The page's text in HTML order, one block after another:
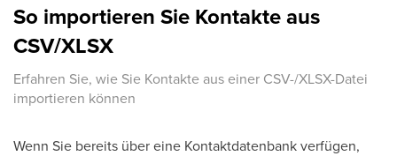
So importieren Sie Kontakte aus
CSV/XLSX
Erfahren Sie, wie Sie Kontakte aus einer CSV-/XLSX-Datei
importieren können
Wenn Sie bereits über eine Kontaktdatenbank verfügen,